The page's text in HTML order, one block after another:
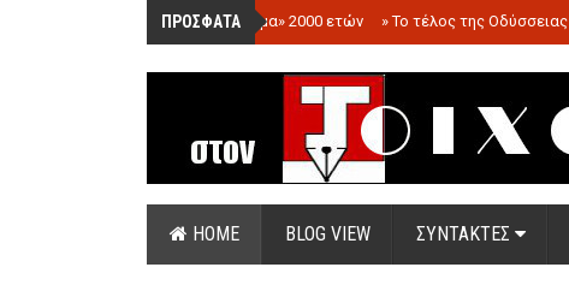
ΠΡΟΣΦΑΤΑ
»«Ολόγραμμα» 2000 ετών »Το τέλος της Οδύσσειας
HOME BLOG VIEW ΣΥΝΤΑΚΤΕΣ